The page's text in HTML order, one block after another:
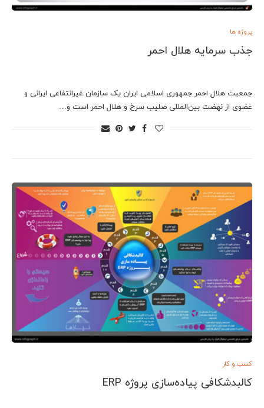
پروژه ها
جذب سرمایه هلال احمر
جمعیت هلال احمر جمهوری اسلامی ایران یک سازمان غیرانتفاعی ایرانی و
عضوی از نهضت بین‌المللی صلیب سرخ و هلال احمر است و…
کسب و کار
کالبدشکافی پیاده‌سازی پروژه ERP